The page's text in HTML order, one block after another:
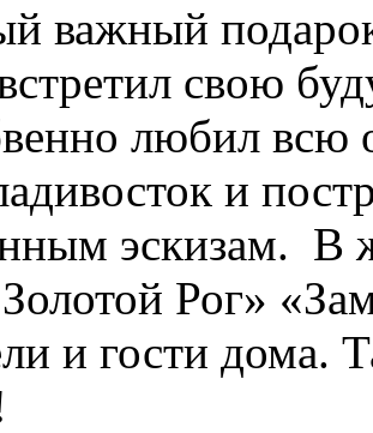
важный
свою
любил
и
эскизам. В
Рог»
и гости дома.